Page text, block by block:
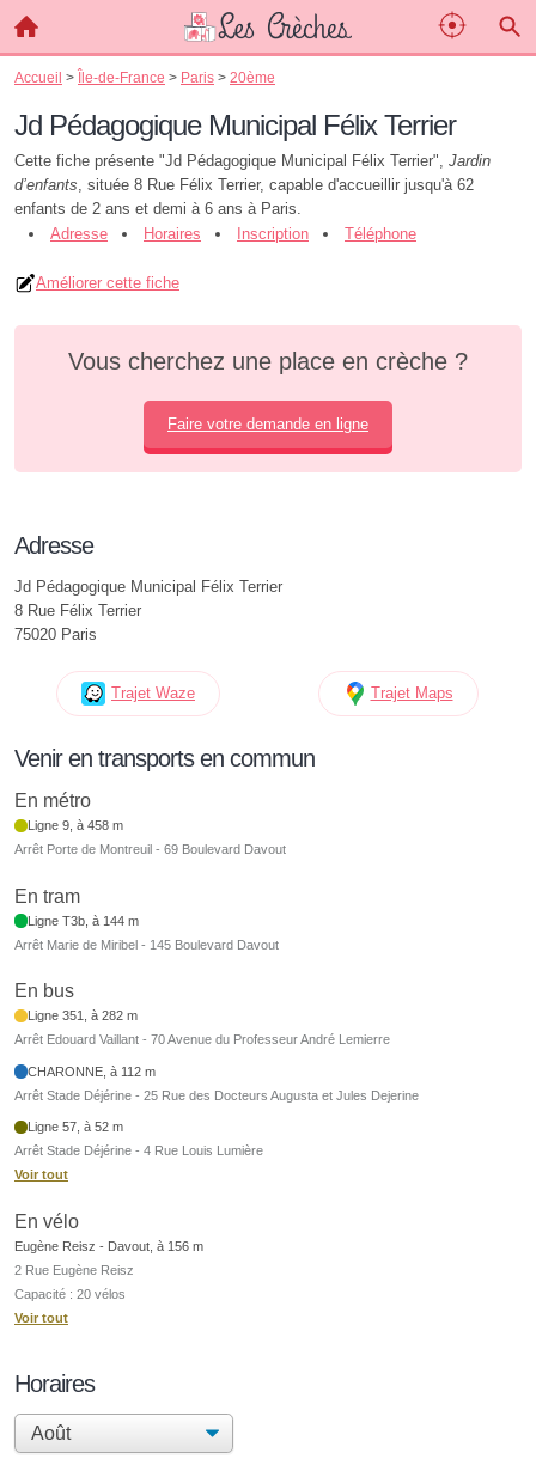
Accueil > Île-de-France > Paris > 20ème
Jd Pédagogique Municipal Félix Terrier
Cette fiche présente "Jd Pédagogique Municipal Félix Terrier", Jardin
d’enfants, située 8 Rue Félix Terrier, capable d'accueillir jusqu'à 62
enfants de 2 ans et demi à 6 ans à Paris.
Adresse
Horaires Inscription Téléphone
Améliorer cette fiche
Vous cherchez une place en crèche ?
Faire votre demande en ligne
Adresse
Jd Pédagogique Municipal Félix Terrier
8 Rue Félix Terrier
75020 Paris
Trajet Waze Trajet Maps
Venir en transports en commun
En métro
Ligne 9, à 458 m
Arrêt Porte de Montreuil - 69 Boulevard Davout
En tram
Ligne T3b, à 144 m
Arrêt Marie de Miribel - 145 Boulevard Davout
En bus
Ligne 351, à 282 m
Arrêt Edouard Vaillant - 70 Avenue du Professeur André Lemierre
CHARONNE, à 112 m
Arrêt Stade Déjérine - 25 Rue des Docteurs Augusta et Jules Dejerine
Ligne 57, à 52 m
Arrêt Stade Déjérine - 4 Rue Louis Lumière
Voir tout
En vélo
Eugène Reisz - Davout, à 156 m
2 Rue Eugène Reisz
Capacité : 20 vélos
Voir tout
Horaires